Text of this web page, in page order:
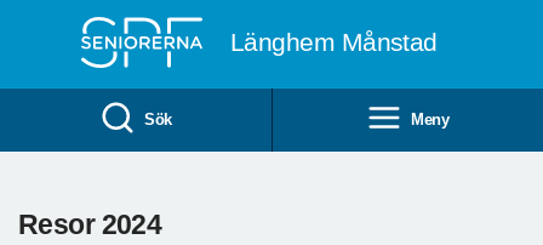
Länghem Månstad
Sök Meny
Resor 2024